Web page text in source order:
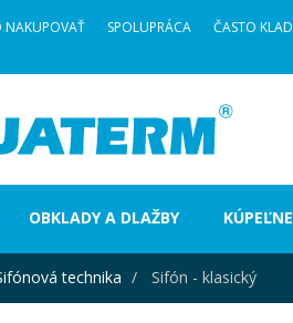
NAKUPOVAŤ SPOLUPRÁCA ČASTO
OBKLADY A DLAŽBY KÚPEĽNE
technika Sifón - klasický